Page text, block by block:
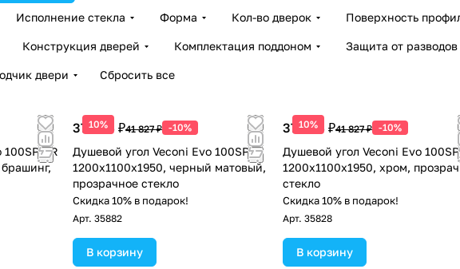
Исполнение стекла Форма Кол-во дверок Поверхность
Конструкция дверей Комплектация поддоном Защита от разводов
двери Сбросить все
GR
10%
37 644 ₽41 827 ₽ -10%
Душевой угол Veconi Evo 100SP B
1200х1100x1950, черный матовый,
прозрачное стекло
Скидка 10% в подарок!
Арт. 35882
В корзину
10%
37 644 ₽41 827 ₽ -10%
Душевой угол Veconi Evo
1200х1100x1950, хром,
стекло
Скидка 10% в подарок!
Арт. 35828
В корзину